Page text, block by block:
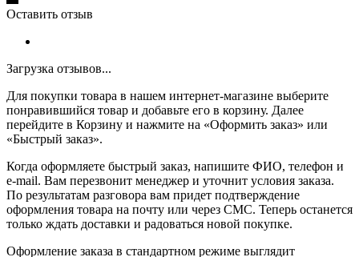
Оставить отзыв
Загрузка отзывов...
Для покупки товара в нашем интернет-магазине выберите
понравившийся товар и добавьте его в корзину. Далее
перейдите в Корзину и нажмите на «Оформить заказ» или
«Быстрый заказ».
Когда оформляете быстрый заказ, напишите ФИО, телефон и
e-mail. Вам перезвонит менеджер и уточнит условия заказа.
По результатам разговора вам придет подтверждение
оформления товара на почту или через СМС. Теперь останется
только ждать доставки и радоваться новой покупке.
Оформление заказа в стандартном режиме выглядит